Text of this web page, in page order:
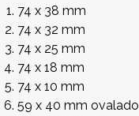
74 x 38 mm
74 x 32 mm
74 x 25 mm
74 x 18 mm
74 x 10 mm
59 x 40 mm ovalado